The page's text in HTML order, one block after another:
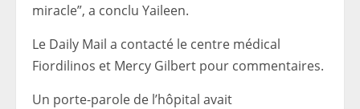
miracle”, a conclu Yaileen.
Le Daily Mail a contacté le centre médical
Fiordilinos et Mercy Gilbert pour commentaires.
Un porte-parole de l’hôpital avait